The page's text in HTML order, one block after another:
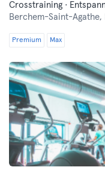
Berchem-Saint-Agathe,
Premium Max